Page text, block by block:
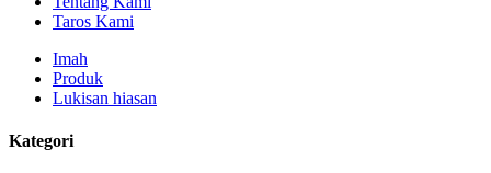
Taros Kami
Imah
Produk
Lukisan hiasan
Kategori